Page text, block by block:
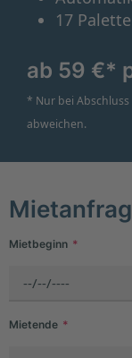
17
ab 59 €*
* Nur bei
abweichen.
Mietbeginn
Mietende